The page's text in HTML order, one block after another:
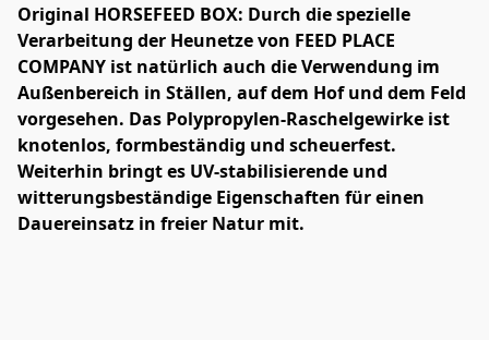
Original HORSEFEED BOX: Durch die spezielle
Verarbeitung der Heunetze von FEED PLACE
COMPANY ist natürlich auch die Verwendung im
Außenbereich in Ställen, auf dem Hof und dem Feld
vorgesehen. Das Polypropylen-Raschelgewirke ist
knotenlos, formbeständig und scheuerfest.
Weiterhin bringt es UV-stabilisierende und
witterungsbeständige Eigenschaften für einen
Dauereinsatz in freier Natur mit.